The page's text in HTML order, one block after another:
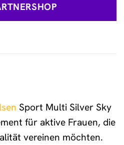
Sport Multi Silver Sky
für aktive Frauen, die
vereinen möchten.